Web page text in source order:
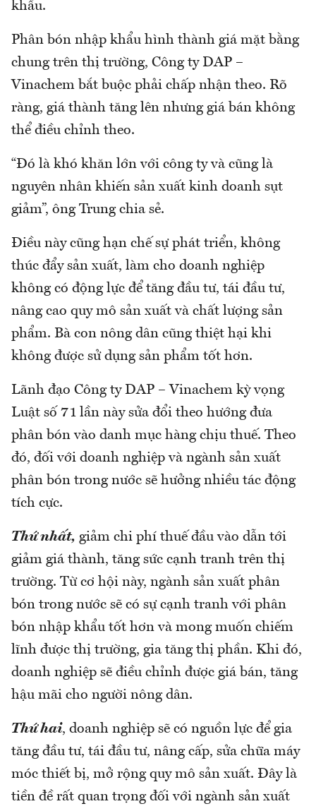
khẩu.
Phân bón nhập khẩu hình thành giá mặt bằng
chung trên thị trường, Công ty DAP –
Vinachem bắt buộc phải chấp nhận theo. Rõ
ràng, giá thành tăng lên nhưng giá bán không
thể điều chỉnh theo.
“Đó là khó khăn lớn với công ty và cũng là
nguyên nhân khiến sản xuất kinh doanh sụt
giảm”, ông Trung chia sẻ.
Điều này cũng hạn chế sự phát triển, không
thúc đẩy sản xuất, làm cho doanh nghiệp
không có động lực để tăng đầu tư, tái đầu tư,
nâng cao quy mô sản xuất và chất lượng sản
phẩm. Bà con nông dân cũng thiệt hại khi
không được sử dụng sản phẩm tốt hơn.
Lãnh đạo Công ty DAP – Vinachem kỳ vọng
Luật số 71 lần này sửa đổi theo hướng đưa
phân bón vào danh mục hàng chịu thuế. Theo
đó, đối với doanh nghiệp và ngành sản xuất
phân bón trong nước sẽ hưởng nhiều tác động
tích cực.
Thứ nhất, giảm chi phí thuế đầu vào dẫn tới
giảm giá thành, tăng sức cạnh tranh trên thị
trường. Từ cơ hội này, ngành sản xuất phân
bón trong nước sẽ có sự cạnh tranh với phân
bón nhập khẩu tốt hơn và mong muốn chiếm
lĩnh được thị trường, gia tăng thị phần. Khi đó,
doanh nghiệp sẽ điều chỉnh được giá bán, tăng
hậu mãi cho người nông dân.
Thứ hai, doanh nghiệp sẽ có nguồn lực để gia
tăng đầu tư, tái đầu tư, nâng cấp, sửa chữa máy
móc thiết bị, mở rộng quy mô sản xuất. Đây là
tiền đề rất quan trọng đối với ngành sản xuất